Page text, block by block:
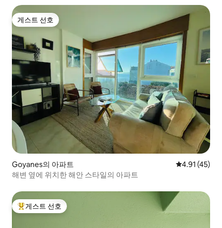
게스트 선호
게스트 선호
Goyanes의 아파트 평점 4.91점
4.91 (45)
해변 옆에 위치한 해안 스타일의 아파트
상위 게스트 선호
게스트 선호